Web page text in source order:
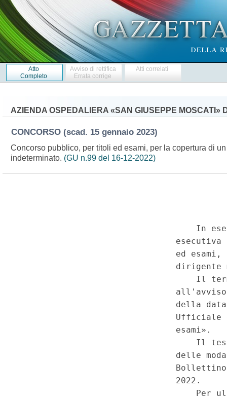
Atto
Completo
Avviso di rettifica
Errata corrige
Atti correlati
AZIENDA OSPEDALIERA «SAN GIUSEPPE MOSCATI»
CONCORSO (scad. 15 gennaio 2023)
Concorso pubblico, per titoli ed esami, per la copertura di
indeterminato. (GU n.99 del 16-12-2022)